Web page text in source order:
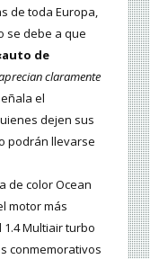
de toda Europa,
se debe a que
de
claramente
el
dejen sus
podrán llevarse
de color Ocean
motor más
Multiair turbo
conmemorativos